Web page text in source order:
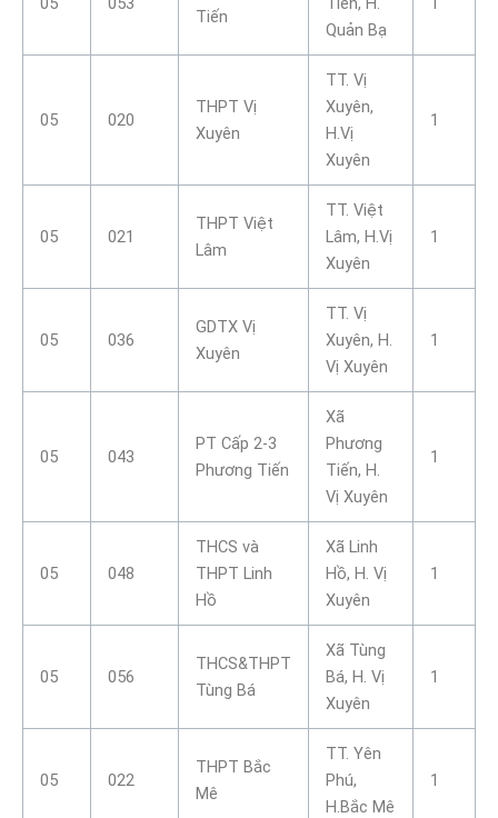
Tiến
Quản Bạ
05 020
THPT Vị
Xuyên
TT. Vị
Xuyên,
H.Vị
Xuyên
1
05 021
THPT Việt
Lâm
TT. Việt
Lâm, H.Vị
Xuyên
1
05 036
GDTX Vị
Xuyên
TT. Vị
Xuyên, H.
Vị Xuyên
1
05 043
PT Cấp 2-3
Phương Tiến
Xã
Phương
Tiến, H.
Vị Xuyên
1
05 048
THCS và
THPT Linh
Hồ
Xã Linh
Hồ, H. Vị
Xuyên
1
05 056
THCS&THPT
Tùng Bá
Xã Tùng
Bá, H. Vị
Xuyên
1
05 022
THPT Bắc
Mê
TT. Yên
Phú,
H.Bắc Mê
1